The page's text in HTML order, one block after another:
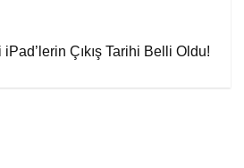
Çıkış Tarihi Belli Oldu!